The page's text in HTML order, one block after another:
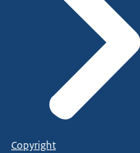
Copyright